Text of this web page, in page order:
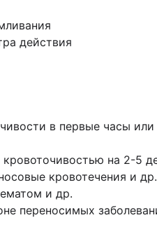
действия
в первые часы
на 2-5
кровотечения и
и др.
переносимых